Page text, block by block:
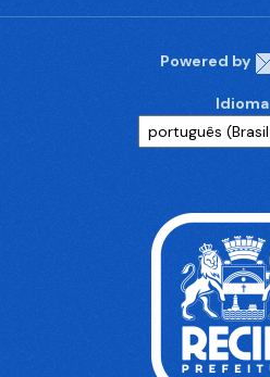
Powered by
Idioma